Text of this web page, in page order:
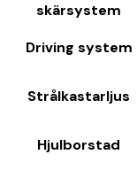
skärsystem
Driving system
Strålkastarljus
Hjulborstad